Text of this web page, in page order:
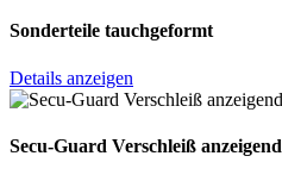
Sonderteile tauchgeformt
Details anzeigen
Secu-Guard Verschleiß anzeigend